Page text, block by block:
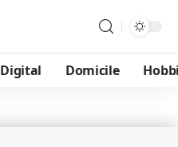
Digital Domicile